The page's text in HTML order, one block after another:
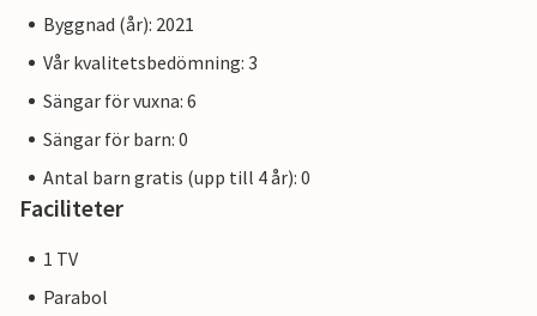
Byggnad (år): 2021
Vår kvalitetsbedömning: 3
Sängar för vuxna: 6
Sängar för barn: 0
Antal barn gratis (upp till 4 år): 0
Faciliteter
1 TV
Parabol